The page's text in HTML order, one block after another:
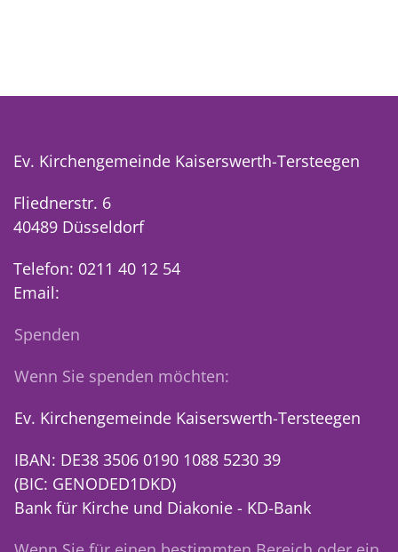
Ev. Kirchengemeinde Kaiserswerth-Tersteegen
Fliednerstr. 6
40489 Düsseldorf
Telefon: 0211 40 12 54
Email:
Spenden
Wenn Sie spenden möchten:
Ev. Kirchengemeinde Kaiserswerth-Tersteegen
IBAN: DE38 3506 0190 1088 5230 39
(BIC: GENODED1DKD)
Bank für Kirche und Diakonie - KD-Bank